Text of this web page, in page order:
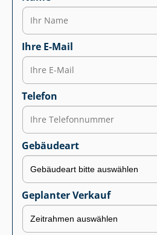
Ihre E-Mail
Telefon
Gebäudeart
Geplanter Verkauf